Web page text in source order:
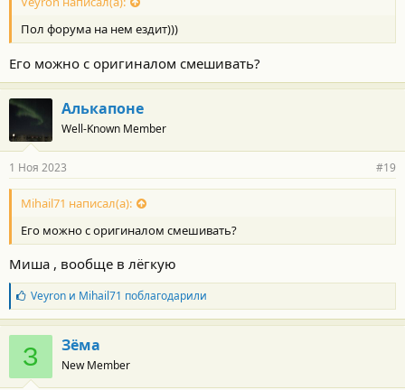
Пол форума на нем ездит)))
Его можно с оригиналом смешивать?
Алькапоне
Well-Known Member
1 Ноя 2023 #19
Mihail71 написал(а):
Его можно с оригиналом смешивать?
Миша , вообще в лёгкую
Б
л
а
г
о
д
а
Veyronи Mihail71 поблагодарили
З Зёма
New Member